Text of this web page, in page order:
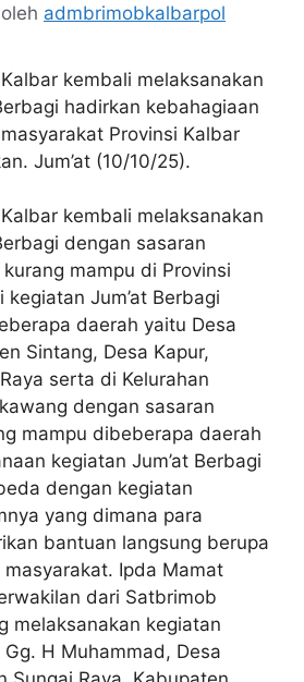
oleh admbrimobkalbarpol
kembali melaksanakan
hadirkan kebahagiaan
Provinsi Kalbar
Jum’at (10/10/25).
kembali melaksanakan
dengan sasaran
mampu di Provinsi
kegiatan Jum’at Berbagi
daerah yaitu Desa
Sintang, Desa Kapur,
serta di Kelurahan
dengan sasaran
mampu dibeberapa daerah
kegiatan Jum’at Berbagi
dengan kegiatan
yang dimana para
bantuan langsung berupa
Ipda Mamat
dari Satbrimob
melaksanakan kegiatan
Gg. H Muhammad, Desa